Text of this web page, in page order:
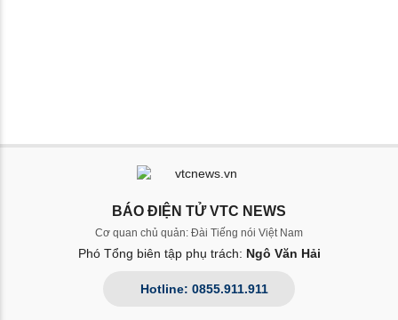
BÁO ĐIỆN TỬ VTC NEWS
Cơ quan chủ quản: Đài Tiếng nói Việt Nam
Phó Tổng biên tập phụ trách: Ngô Văn Hải
Hotline: 0855.911.911